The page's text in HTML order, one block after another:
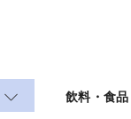
飲料・食品